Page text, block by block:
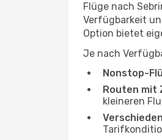
Flüge nach
Verfügbarkeit
Option bietet
Je nach
Nonstop-
Routen mit
kleineren